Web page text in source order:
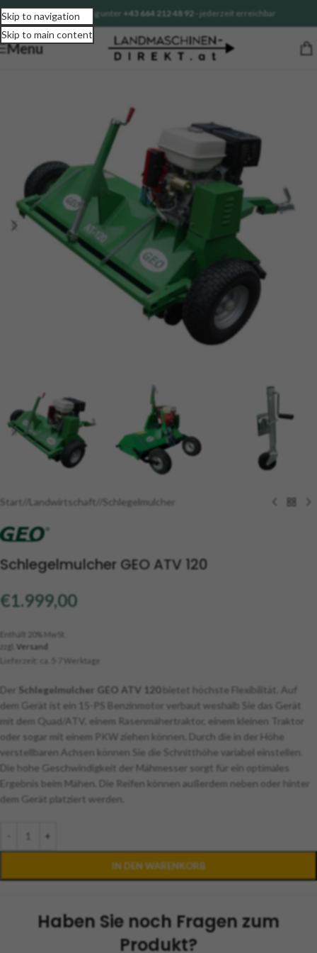
Skip to navigation
Skip to main content
Sofortberatung unter +43 664 212 48 92 - jederzeit erreichbar
Menu
Start Landwirtschaft Schlegelmulcher
Schlegelmulcher GEO ATV 120
€1.999,00
Enthält 20% MwSt.
zzgl.
Versand
Lieferzeit: ca. 5-7 Werktage
Der Schlegelmulcher GEO ATV 120bietet höchste Flexibilität. Auf
dem Gerät ist ein 15-PS Benzinmotor verbaut weshalb Sie das Gerät
mit dem Quad/ATV, einem Rasenmähertraktor, einem kleinen Traktor
oder sogar mit einem PKW ziehen können. Durch die in der Höhe
verstellbaren Achsen können Sie die Schnitthöhe variabel einstellen.
Die hohe Geschwindigkeit der Mähmesser sorgt für ein optimales
Ergebnis beim Mähen. Die Reifen können außerdem neben oder hinter
dem Gerät platziert werden.
+
IN DEN WARENKORB
Haben Sie noch Fragen zum
Produkt?